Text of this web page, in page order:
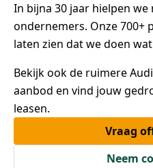
In bijna 30 jaar hielpen we
ondernemers. Onze 700+
laten zien dat we doen
Bekijk ook de ruimere
aanbod en vind jouw
leasen.
Vraag
Neem